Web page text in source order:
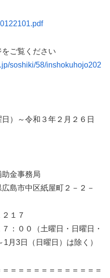
ご覧ください
soshiki/58/inshokuhojo202
）～令和３年２月２６日
金事務局
島市中区紙屋町２－２－
１７
：００（土曜日・日曜日・
月3日（日曜日）は除く）
＝＝＝＝＝＝＝＝＝＝＝＝